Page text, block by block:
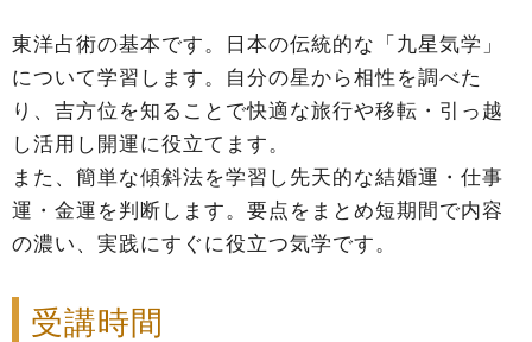
東洋占術の基本です。日本の伝統的な「九星気学」
について学習します。自分の星から相性を調べた
り、吉方位を知ることで快適な旅行や移転・引っ越
し活用し開運に役立てます。
また、簡単な傾斜法を学習し先天的な結婚運・仕事
運・金運を判断します。要点をまとめ短期間で内容
の濃い、実践にすぐに役立つ気学です。
受講時間